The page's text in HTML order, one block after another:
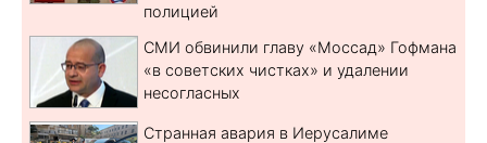
полицией
СМИ обвинили главу «Моссад» Гофмана
«в советских чистках» и удалении
несогласных
Странная авария в Иерусалиме